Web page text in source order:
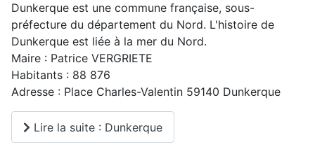
Dunkerque est une commune française, sous-
préfecture du département du Nord. L'histoire de
Dunkerque est liée à la mer du Nord.
Maire : Patrice VERGRIETE
Habitants : 88 876
Adresse : Place Charles-Valentin 59140 Dunkerque
Lire la suite : Dunkerque